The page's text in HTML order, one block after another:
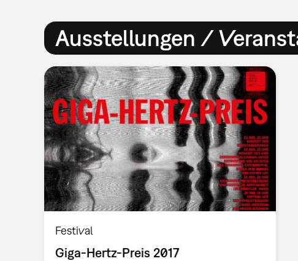
Ausstellungen /
Festival
Giga-Hertz-Preis 2017